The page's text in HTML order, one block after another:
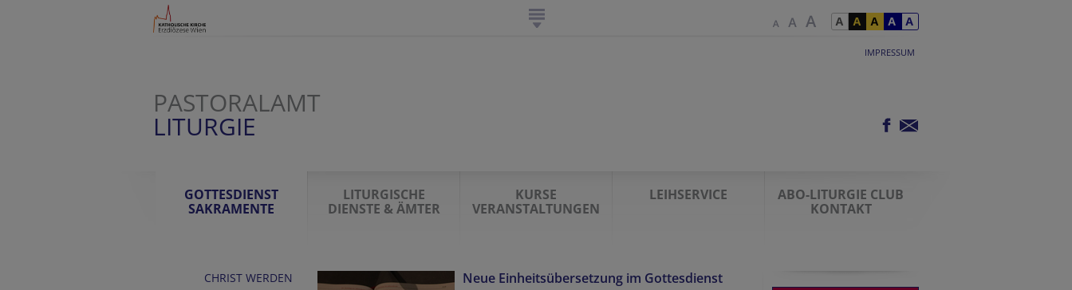
IMPRESSUM
PASTORALAMT
LITURGIE
GOTTESDIENST
SAKRAMENTE
LITURGISCHE
DIENSTE & ÄMTER
KURSE
VERANSTALTUNGEN
LEIHSERVICE
ABO-LITURGIE CLUB
KONTAKT
CHRIST WERDEN
Neue Einheitsübersetzung im Gottesdienst